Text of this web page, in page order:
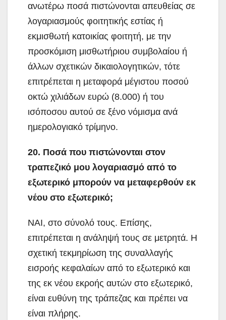
ανωτέρω ποσά πιστώνονται απευθείας σε
λογαριασμούς φοιτητικής εστίας ή
εκμισθωτή κατοικίας φοιτητή, με την
προσκόμιση μισθωτήριου συμβολαίου ή
άλλων σχετικών δικαιολογητικών, τότε
επιτρέπεται η μεταφορά μέγιστου ποσού
οκτώ χιλιάδων ευρώ (8.000) ή του
ισόποσου αυτού σε ξένο νόμισμα ανά
ημερολογιακό τρίμηνο.
20. Ποσά που πιστώνονται στον
τραπεζικό μου λογαριασμό από το
εξωτερικό μπορούν να μεταφερθούν εκ
νέου στο εξωτερικό;
ΝΑΙ, στο σύνολό τους. Επίσης,
επιτρέπεται η ανάληψή τους σε μετρητά. Η
σχετική τεκμηρίωση της συναλλαγής
εισροής κεφαλαίων από το εξωτερικό και
της εκ νέου εκροής αυτών στο εξωτερικό,
είναι ευθύνη της τράπεζας και πρέπει να
είναι πλήρης.